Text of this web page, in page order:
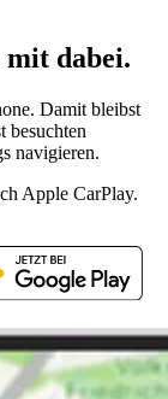
mit dabei.
Damit bleibst
besuchten
navigieren.
Apple CarPlay.